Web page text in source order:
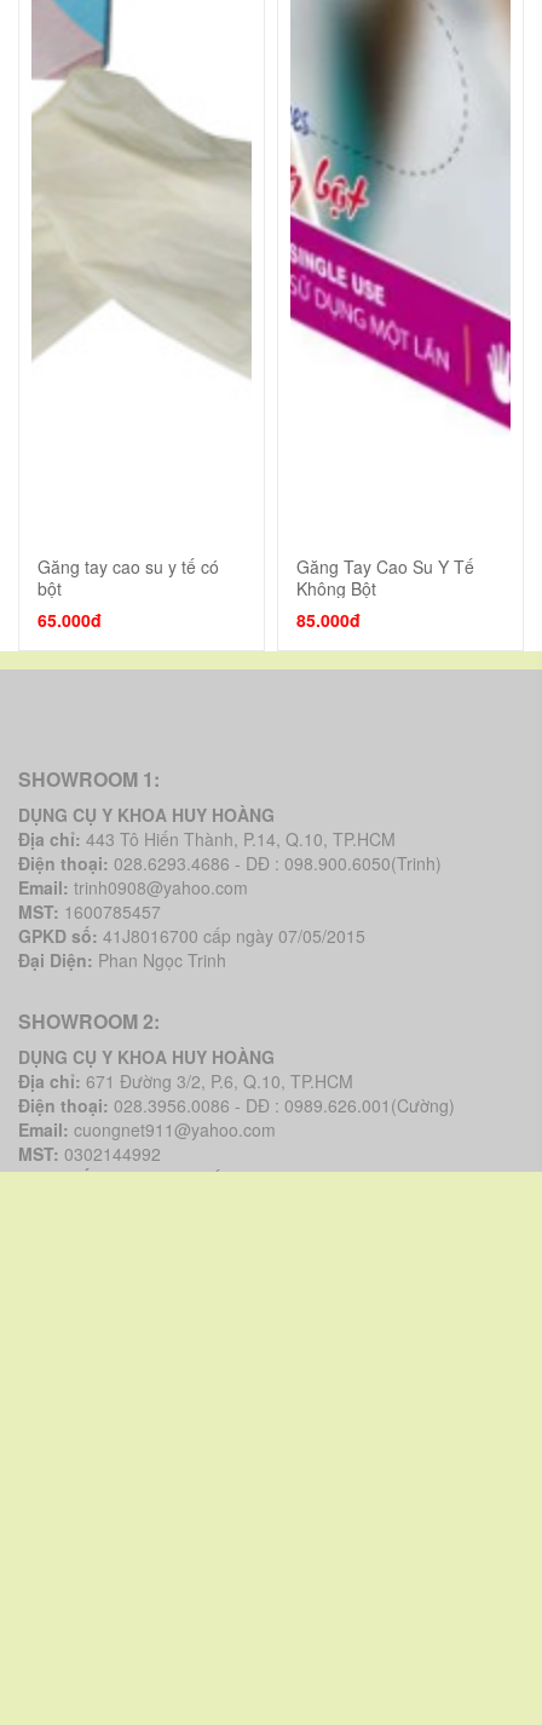
Găng tay cao su y tế có
bột
65.000đ
Găng Tay Cao Su Y Tế
Không Bột
85.000đ
SHOWROOM 1:
DỤNG CỤ Y KHOA HUY HOÀNG
Địa chỉ: 443 Tô Hiến Thành, P.14, Q.10, TP.HCM
Điện thoại: 028.6293.4686 - DĐ : 098.900.6050(Trinh)
Email: trinh0908@yahoo.com
MST: 1600785457
GPKD số: 41J8016700 cấp ngày 07/05/2015
Đại Diện: Phan Ngọc Trinh
SHOWROOM 2:
DỤNG CỤ Y KHOA HUY HOÀNG
Địa chỉ: 671 Đường 3/2, P.6, Q.10, TP.HCM
Điện thoại: 028.3956.0086 - DĐ : 0989.626.001(Cường)
Email: cuongnet911@yahoo.com
MST: 0302144992
GPKD số: 41J8022446 cấp ngày 12/05/2015